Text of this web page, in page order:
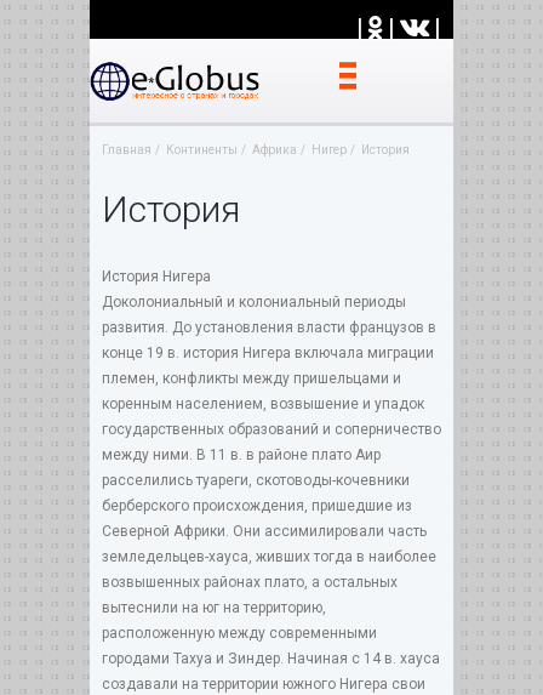
| | |
Главная Континенты Африка Нигер История
История
История Нигера
Доколониальный и колониальный периоды
развития. До установления власти французов в
конце 19 в. история Нигера включала миграции
племен, конфликты между пришельцами и
коренным населением, возвышение и упадок
государственных образований и соперничество
между ними. В 11 в. в районе плато Аир
расселились туареги, скотоводы-кочевники
берберского происхождения, пришедшие из
Северной Африки. Они ассимилировали часть
земледельцев-хауса, живших тогда в наиболее
возвышенных районах плато, а остальных
вытеснили на юг на территорию,
расположенную между современными
городами Тахуа и Зиндер. Начиная с 14 в. хауса
создавали на территории южного Нигера свои